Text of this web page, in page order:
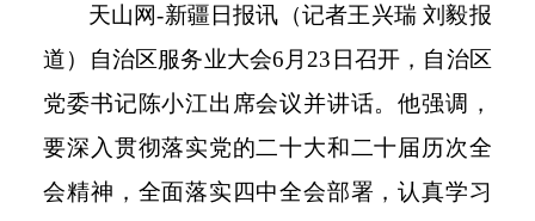
天山网-新疆日报讯（记者王兴瑞 刘毅报
道）自治区服务业大会6 月 23 日召开，自治区
党委书记陈小江出席会议并讲话。他强调，
要深入贯彻落实党的二十大和二十届历次全
会精神，全面落实四中全会部署，认真学习